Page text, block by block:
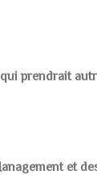
prendrait
et